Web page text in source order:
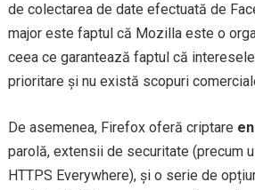
de colectarea de date efectuată de
major este faptul că Mozilla este o
ceea ce garantează faptul că
prioritare și nu există scopuri
De asemenea, Firefox oferă criptare
parolă, extensii de securitate (precum
HTTPS Everywhere), și o serie de